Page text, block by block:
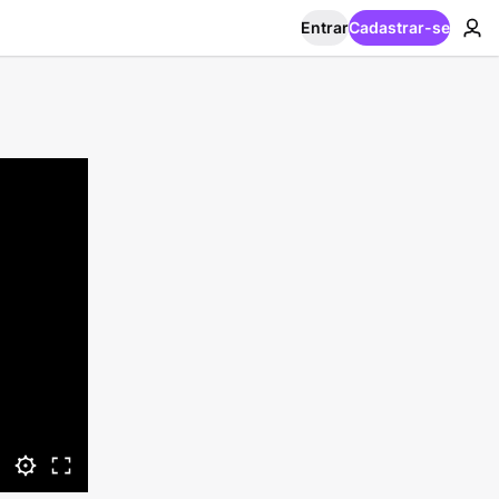
EntrarCadastrar-se